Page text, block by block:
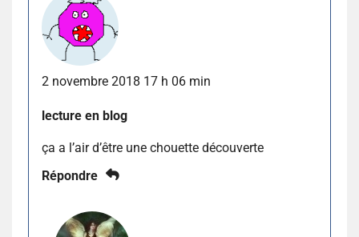
2 novembre 2018 17 h 06 min
lecture en blog
ça a l’air d’être une chouette découverte
Répondre